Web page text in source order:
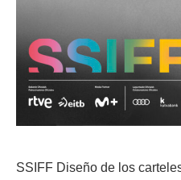
SSIFF Diseño de los